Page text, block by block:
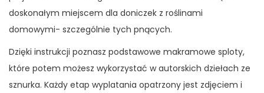
l
d
E
doskonałym miejscem dla doniczek z roślinami
domowymi- szczególnie tych pnących.
Dzięki instrukcji poznasz podstawowe makramowe sploty,
które potem możesz wykorzystać w autorskich dziełach ze
sznurka. Każdy etap wyplatania opatrzony jest zdjęciem i